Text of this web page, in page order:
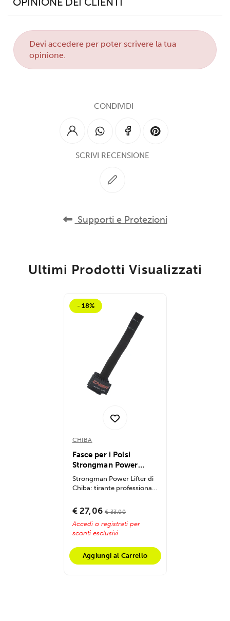
Deviaccedere per poter scrivere la tua
opinione.
CONDIVIDI
SCRIVI RECENSIONE
Supporti e Protezioni
Ultimi Prodotti Visualizzati
- 18%
CHIBA
Fasce per i Polsi
Strongman Power
Lifter
Strongman Power Lifter di
Chiba: tirante professionale
velcro,...
€ 27,06 € 33,00
Accedi o registrati per
sconti esclusivi
Aggiungi al Carrello